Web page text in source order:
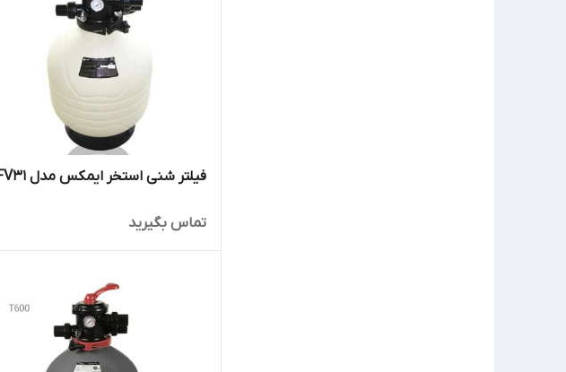
فیلتر شنی استخر ایمکس مدل MFV31
تماس بگیرید